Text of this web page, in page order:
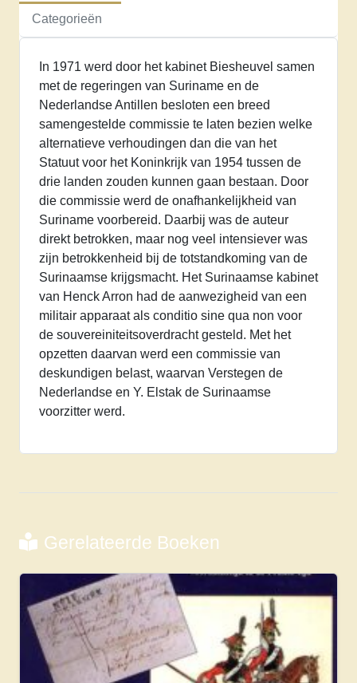
het
aantal
Categorieën
In 1971 werd door het kabinet Biesheuvel samen
met de regeringen van Suriname en de
Nederlandse Antillen besloten een breed
samengestelde commissie te laten bezien welke
alternatieve verhoudingen dan die van het
Statuut voor het Koninkrijk van 1954 tussen de
drie landen zouden kunnen gaan bestaan. Door
die commissie werd de onafhankelijkheid van
Suriname voorbereid. Daarbij was de auteur
direkt betrokken, maar nog veel intensiever was
zijn betrokkenheid bij de totstandkoming van de
Surinaamse krijgsmacht. Het Surinaamse kabinet
van Henck Arron had de aanwezigheid van een
militair apparaat als conditio sine qua non voor
de souvereiniteitsoverdracht gesteld. Met het
opzetten daarvan werd een commissie van
deskundigen belast, waarvan Verstegen de
Nederlandse en Y. Elstak de Surinaamse
voorzitter werd.
Gerelateerde Boeken